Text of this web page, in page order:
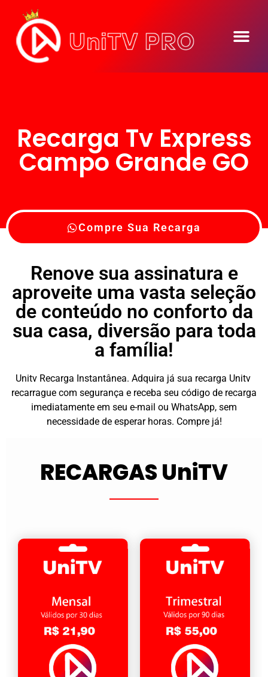
Recarga Tv Express
Campo Grande GO
Compre Sua Recarga
Renove sua assinatura e
aproveite uma vasta seleção
de conteúdo no conforto da
sua casa, diversão para toda
a família!
Unitv Recarga Instantânea. Adquira já sua recarga Unitv
recarrague com segurança e receba seu código de recarga
imediatamente em seu e-mail ou WhatsApp, sem
necessidade de esperar horas. Compre já!
RECARGAS UniTV